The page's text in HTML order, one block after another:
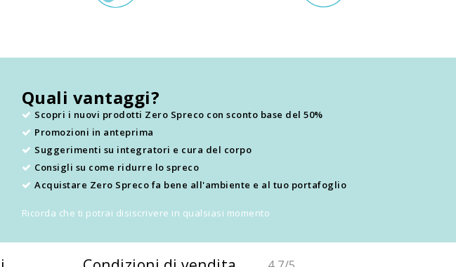
Quali vantaggi?
Scopri i nuovi prodotti Zero Spreco con sconto base del 50%
Promozioni in anteprima
Suggerimenti su integratori e cura del corpo
Consigli su come ridurre lo spreco
Acquistare Zero Spreco fa bene all'ambiente e al tuo portafoglio
Ricorda che ti potrai disiscrivere in qualsiasi momento